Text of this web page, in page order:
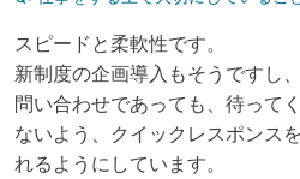
スピードと柔軟性です。
新制度の企画導入もそうですし
問い合わせであっても、待って
ないよう、クイックレスポンス
れるようにしています。